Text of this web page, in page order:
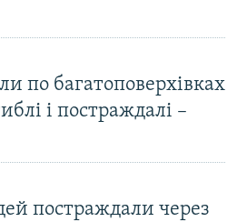
по багатоповерхівках
і постраждалі –
постраждали через